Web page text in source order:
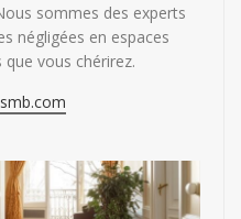
sommes des experts
négligées en espaces
vous chérirez.